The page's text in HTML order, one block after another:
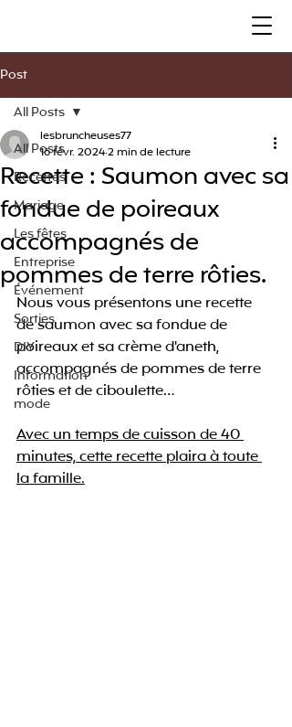
Post
All Posts
Recettes
Mariage
Les fêtes
Entreprise
Événement
Sorties
DIY
Information
mode
All Posts
Recette : Saumon avec sa
fondue de poireaux
accompagnés de
pommes de terre rôties.
lesbruncheuses77
16 févr. 20242 min de lecture
Nous vous présentons une recette
de saumon avec sa fondue de
poireaux et sa crème d'aneth,
accompagnés de pommes de terre
rôties et de ciboulette…
Avec un temps de cuisson de 40
minutes, cette recette plaira à toute
la famille.